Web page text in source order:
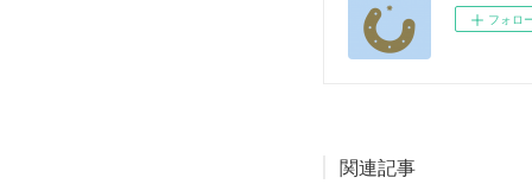
フォロ
関連記事